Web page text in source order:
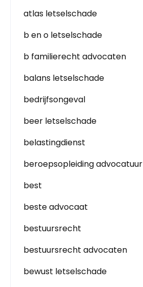
atlas letselschade
b en o letselschade
b familierecht advocaten
balans letselschade
bedrijfsongeval
beer letselschade
belastingdienst
beroepsopleiding advocatuur
best
beste advocaat
bestuursrecht
bestuursrecht advocaten
bewust letselschade